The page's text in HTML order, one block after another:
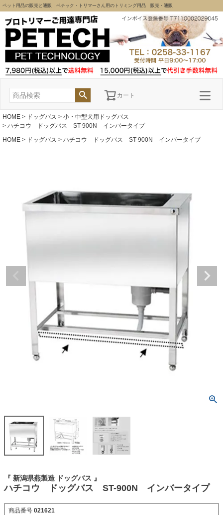
ペット用品の販売と通販｜ペテック・トリマーさん用のトリミング用品 販売・通販
カート
HOME ドッグバス
小・中型犬用ドッグバス
ハチコウ ドッグバス ST-900N インバータイプ
HOME
ドッグバス ハチコウ ドッグバス ST-900N インバータイプ
『 新潟県燕製造 ドッグバス 』
ハチコウ ドッグバス ST-900N インバータイプ
商品番号 021621